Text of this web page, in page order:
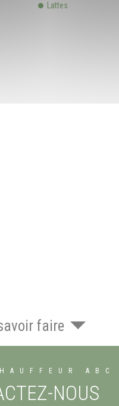
Lattes
faire
ABC
NOUS